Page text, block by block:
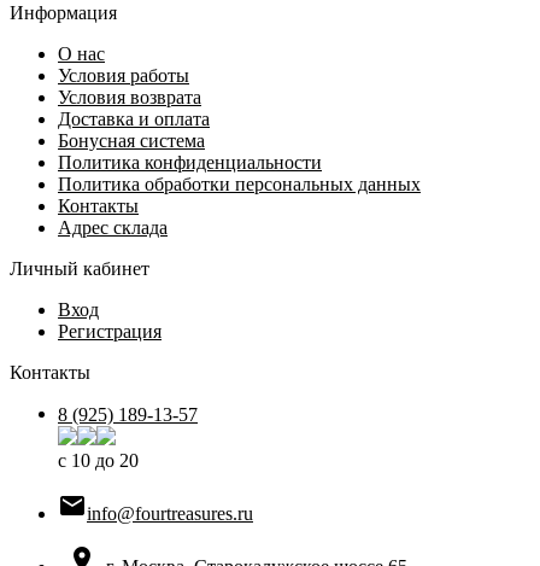
Информация
О нас
Условия работы
Условия возврата
Доставка и оплата
Бонусная система
Политика конфиденциальности
Политика обработки персональных данных
Контакты
Адрес склада
Личный кабинет
Вход
Регистрация
Контакты
8 (925) 189-13-57
с 10 до 20
info@fourtreasures.ru
